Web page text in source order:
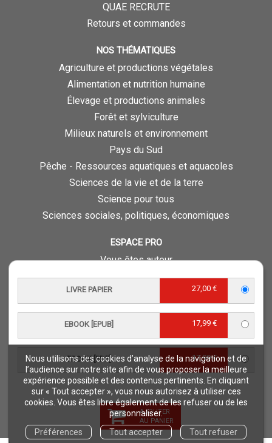
Nous utilisons des cookies d’analyse de la navigation et de
l’audience sur notre site afin de vous proposer la meilleure
expérience possible et des contenus pertinents. En cliquant
sur « Tout accepter », vous nous autorisez à utiliser ces
cookies. Vous êtes libre également de les refuser ou de les
personnaliser.
Préférences
Tout accepter Tout refuser
LIVRE PAPIER 27,00 €
EBOOK [EPUB] 17,99 €
EBOOK [PDF] 17,99 €
AJOUTER
AU PANIER
QUAE RECRUTE
Retours et commandes
NOS THÉMATIQUES
Agriculture et productions végétales
Alimentation et nutrition humaine
Élevage et productions animales
Forêt et sylviculture
Milieux naturels et environnement
Pays du Sud
Pêche - Ressources aquatiques et aquacoles
Sciences de la vie et de la terre
Science pour tous
Sciences sociales, politiques, économiques
ESPACE PRO
Vous êtes auteur
Vous êtes journaliste
Vous êtes libraire
Foreign rights
Procédure d'évaluation
NOTRE SITE
Quae © 2018
Mentions légales
Déclaration d'accessibilité